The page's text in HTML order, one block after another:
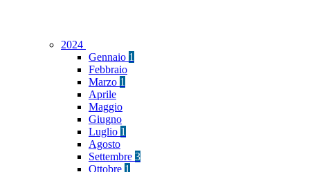
2024
Gennaio 1
Febbraio
Marzo 1
Aprile
Maggio
Giugno
Luglio 1
Agosto
Settembre 3
Ottobre 1